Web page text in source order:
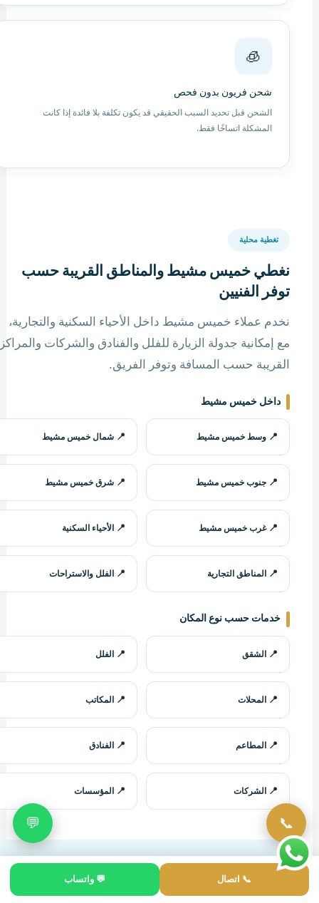
🧊
شحن فريون بدون فحص
الشحن قبل تحديد السبب الحقيقي قد يكون تكلفة بلا فائدة إذا كانت
المشكلة اتساخًا فقط.
تغطية محلية
نغطي خميس مشيط والمناطق القريبة حسب
توفر الفنيين
نخدم عملاء خميس مشيط داخل الأحياء السكنية والتجارية،
مع إمكانية جدولة الزيارة للفلل والفنادق والشركات
القريبة حسب المسافة وتوفر الفريق.
داخل خميس مشيط
وسط خميس مشيط شمال خميس مشيط
جنوب خميس مشيط شرق خميس مشيط
غرب خميس مشيط الأحياء السكنية
المناطق التجارية الفلل والاستراحات
خدمات حسب نوع المكان
الشقق الفلل
المحلات المكاتب
المطاعم الفنادق
الشركات المؤسسات
روابط داخلية لخدمات خميس مشيط
💬 📞
📞 اتصال 💬 واتساب